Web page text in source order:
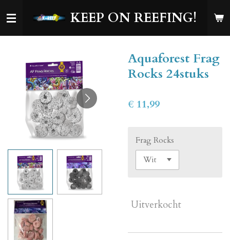
direct
KEEP ON REEFING!
Aquaforest Frag
Rocks 24stuks
€ 11,99
Frag Rocks
Uitverkocht